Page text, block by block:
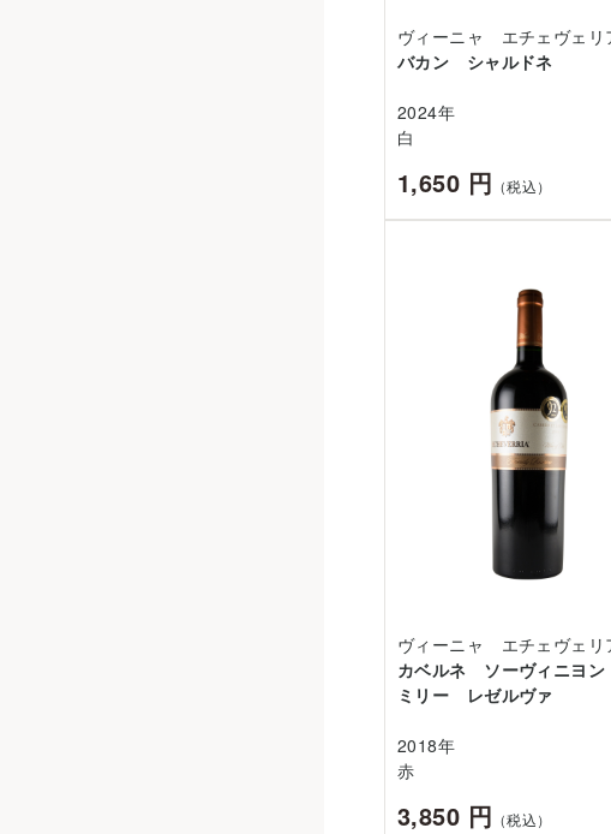
ヴィーニャ エチェヴェリ
バカン シャルドネ
2024年
白
1,650 円 （税込）
ヴィーニャ エチェヴェリ
カベルネ ソーヴィニヨ
ミリー レゼルヴァ
2018年
赤
3,850 円 （税込）